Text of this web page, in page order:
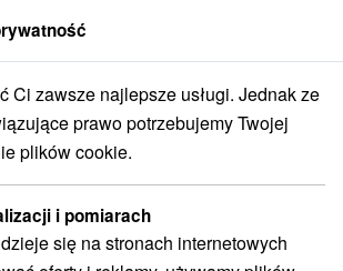
Piękna w każdym wieku. Pobyt Beauty Relaks
wieku. Pobyt
Teplice: 20 % zniżki na wybrane pobyty
Ci zawsze najlepsze usługi. Jednak ze
prawo potrzebujemy Twojej
plików cookie.
i pomiarach
się na stronach internetowych